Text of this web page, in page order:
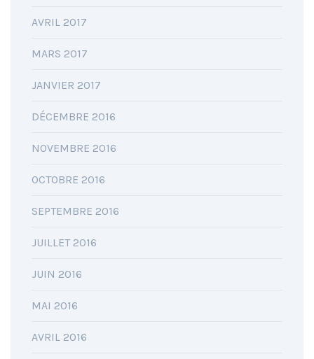
AVRIL 2017
MARS 2017
JANVIER 2017
DÉCEMBRE 2016
NOVEMBRE 2016
OCTOBRE 2016
SEPTEMBRE 2016
JUILLET 2016
JUIN 2016
MAI 2016
AVRIL 2016